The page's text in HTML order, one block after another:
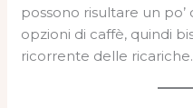
possono risultare un
opzioni di caffè, quindi
ricorrente delle ricariche.